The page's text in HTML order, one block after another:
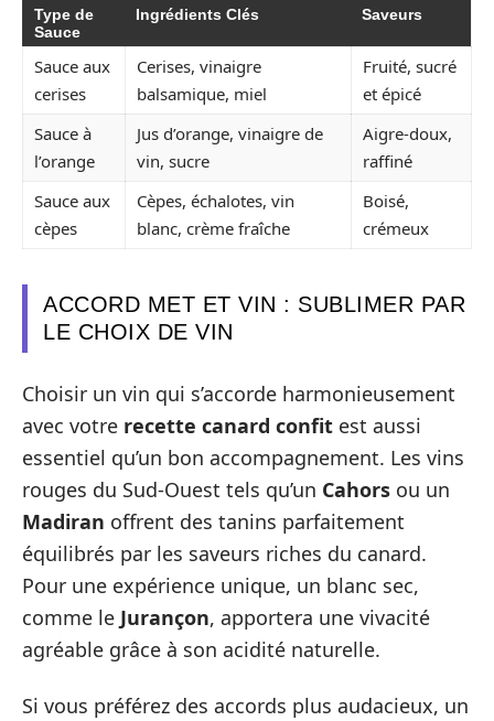
Type de
Sauce
Ingrédients Clés Saveurs
Sauce aux
cerises
Cerises, vinaigre
balsamique, miel
Fruité, sucré
et épicé
Sauce à
l’orange
Jus d’orange, vinaigre de
vin, sucre
Aigre-doux,
raffiné
Sauce aux
cèpes
Cèpes, échalotes, vin
blanc, crème fraîche
Boisé,
crémeux
ACCORD MET ET VIN : SUBLIMER PAR
LE CHOIX DE VIN
Choisir un vin qui s’accorde harmonieusement
avec votre recette canard confit est aussi
essentiel qu’un bon accompagnement. Les vins
rouges du Sud-Ouest tels qu’un Cahors ou un
Madiran offrent des tanins parfaitement
équilibrés par les saveurs riches du canard.
Pour une expérience unique, un blanc sec,
comme le Jurançon, apportera une vivacité
agréable grâce à son acidité naturelle.
Si vous préférez des accords plus audacieux, un